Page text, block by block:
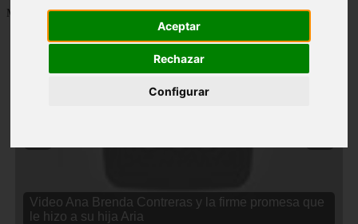
Aceptar
Rechazar
Configurar
Mostrando 1 - 24 de 2833 artículos
Video Ana Brenda Contreras y la firme promesa que
le hizo a su hija Aria